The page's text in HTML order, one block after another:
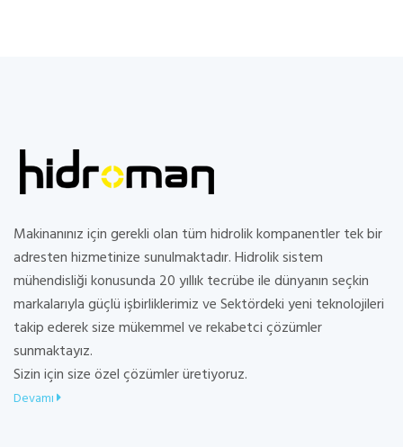
Makinanınız için gerekli olan tüm hidrolik kompanentler tek bir
adresten hizmetinize sunulmaktadır. Hidrolik sistem
mühendisliği konusunda 20 yıllık tecrübe ile dünyanın seçkin
markalarıyla güçlü işbirliklerimiz ve Sektördeki yeni teknolojileri
takip ederek size mükemmel ve rekabetci çözümler
sunmaktayız.
Sizin için size özel çözümler üretiyoruz.
Devamı